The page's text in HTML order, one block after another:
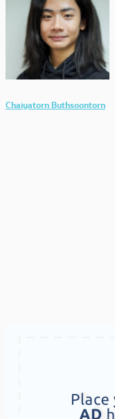
Chaiyatorn Buthsoontorn